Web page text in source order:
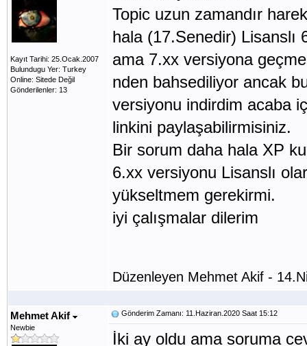
Kayıt Tarihi: 25.Ocak.2007
Bulundugu Yer: Turkey
Online: Sitede Değil
Gönderilenler: 13
Topic uzun zamandır
hala (17.Senedir) Lisanslı
ama 7.xx versiyona
nden bahsediliyor ancak
versiyonu indirdim acaba
linkini paylaşabilirmisiniz.
Bir sorum daha hala XP
6.xx versiyonu Lisanslı
yükseltmem gerekirmi.
iyi çalışmalar dilerim
Düzenleyen Mehmet Akif -
Mehmet Akif
Newbie
Gönderim Zamanı: 11.Haziran.2020 Saat 15:12
İki ay oldu ama soruma